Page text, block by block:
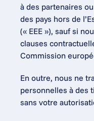
à des partenaires
des pays hors de
(« EEE »), sauf si
clauses
Commission
En outre, nous ne
personnelles à des
sans votre